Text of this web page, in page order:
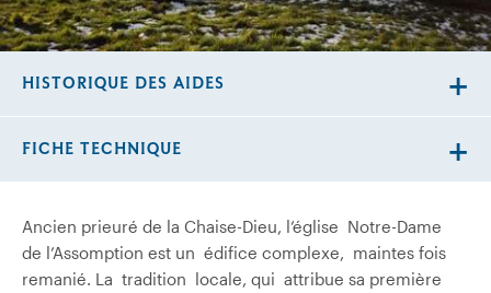
Ancien prieuré de la Chaise-Dieu, l’église Notre-Dame
de l’Assomption est un édifice complexe, maintes fois
remanié. La tradition locale, qui attribue sa première
HISTORIQUE DES AIDES
FICHE TECHNIQUE